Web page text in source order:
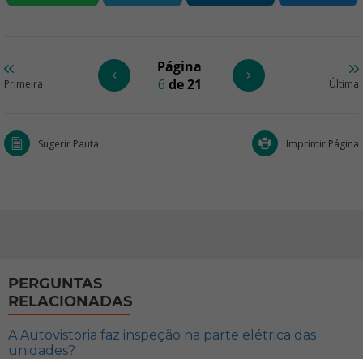
Primeira
Página
6 de 21 Última
Sugerir Pauta Imprimir Página
PERGUNTAS
RELACIONADAS
A Autovistoria faz inspeção na parte elétrica das
unidades?